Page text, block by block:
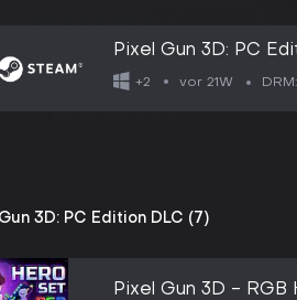
Pixel Gun 3D: PC
+2 vor 21W DRM:
3D: PC Edition DLC (7)
Pixel Gun 3D - RGB